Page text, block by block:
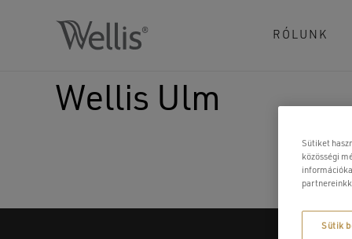
RÓLUNK
Wellis Ulm
Sütiket
közösségi
Sütik